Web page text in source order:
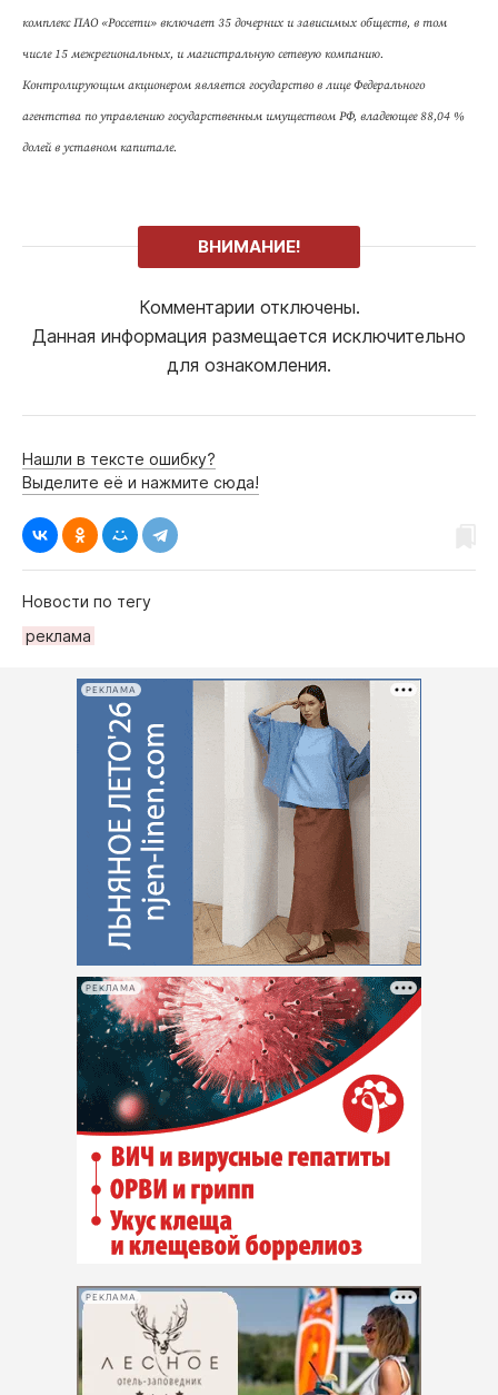
комплекс ПАО «Россети» включает 35 дочерних и зависимых обществ, в том
числе 15 межрегиональных, и магистральную сетевую компанию.
Контролирующим акционером является государство в лице Федерального
агентства по управлению государственным имуществом РФ, владеющее 88,04 %
долей в уставном капитале.
ВНИМАНИЕ!
Комментарии отключены.
Данная информация размещается исключительно
для ознакомления.
Нашли в тексте ошибку?
Выделите её и нажмите сюда!
Новости по тегу
рeклама
РЕКЛАМА
РЕКЛАМА
РЕКЛАМА